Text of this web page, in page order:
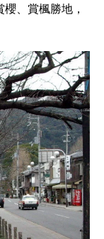
、賞楓勝地，